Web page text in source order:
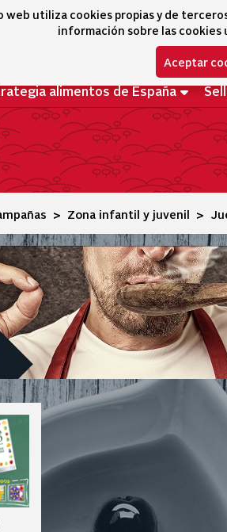
utiliza cookies propias y de
información sobre las
Aceptar
alimentos de España
Zona infantil y juvenil